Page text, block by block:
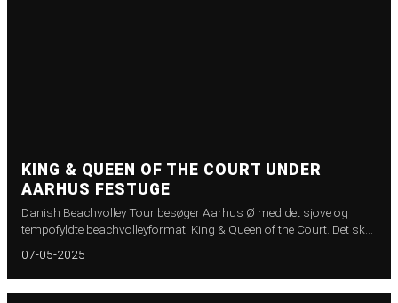
KING & QUEEN OF THE COURT UNDER
AARHUS FESTUGE
Danish Beachvolley Tour besøger Aarhus Ø med det sjove og
tempofyldte beachvolleyformat: King & Queen of the Court. Det sker
år byder på Urban Sports Festival – nu også med beachvolley på
programmet.
07-05-2025